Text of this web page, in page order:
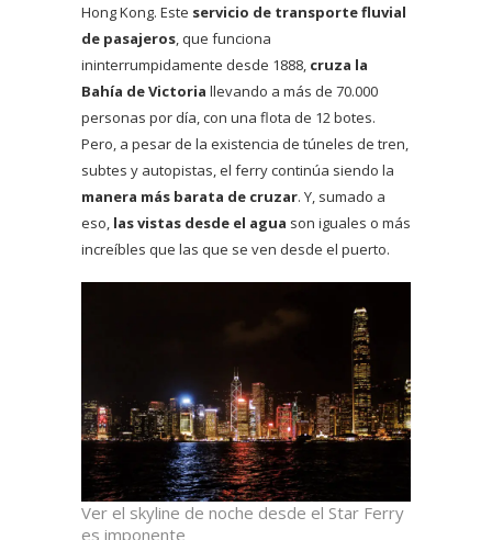
Hong Kong. Este servicio de transporte fluvial
de pasajeros, que funciona
ininterrumpidamente desde 1888, cruza la
Bahía de Victoria llevando a más de 70.000
personas por día, con una flota de 12 botes.
Pero, a pesar de la existencia de túneles de tren,
subtes y autopistas, el ferry continúa siendo la
manera más barata de cruzar. Y, sumado a
eso, las vistas desde el agua son iguales o más
increíbles que las que se ven desde el puerto.
Ver el skyline de noche desde el Star Ferry
es imponente